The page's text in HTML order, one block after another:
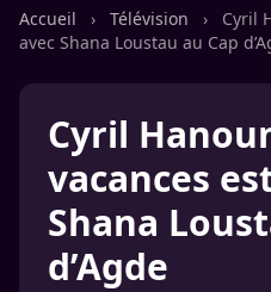
Accueil › Télévision ›
Cyril
avec Shana Loustau au Cap
Cyril
vacances
Shana
d’Agde